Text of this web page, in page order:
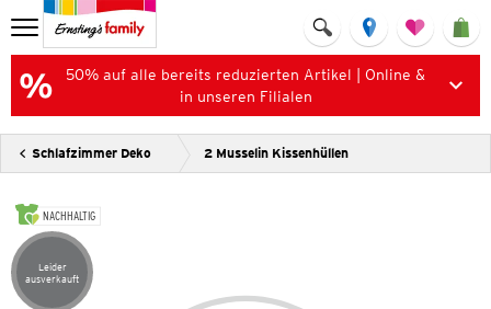
50% auf alle bereits reduzierten Artikel | Online &
in unseren Filialen
Schlafzimmer Deko 2 Musselin Kissenhüllen
NACHHALTIG
Artikel leider ausverkauft
Leider
ausverkauft